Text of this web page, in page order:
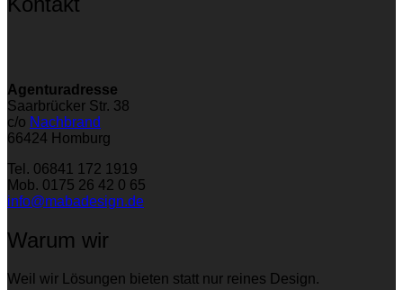
Agenturadresse
Saarbrücker Str. 38
c/o Nachbrand
66424 Homburg
Tel. 06841 172 1919
Mob. 0175 26 42 0 65
info@mabadesign.de
Warum wir
Weil wir Lösungen bieten statt nur reines Design.